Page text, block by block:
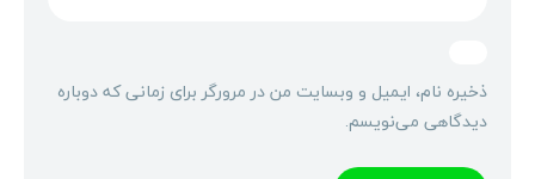
ذخیره نام، ایمیل و وبسایت من در مرورگر برای زمانی که دوباره
دیدگاهی می‌نویسم.